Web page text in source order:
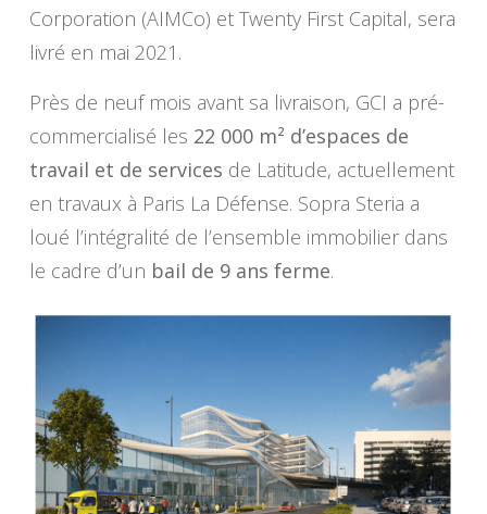
Corporation (AIMCo) et Twenty First Capital, sera
livré en mai 2021.
Près de neuf mois avant sa livraison, GCI a pré-
commercialisé les 22 000 m² d’espaces de
travail et de services de Latitude, actuellement
en travaux à Paris La Défense. Sopra Steria a
loué l’intégralité de l’ensemble immobilier dans
le cadre d’un bail de 9 ans ferme.